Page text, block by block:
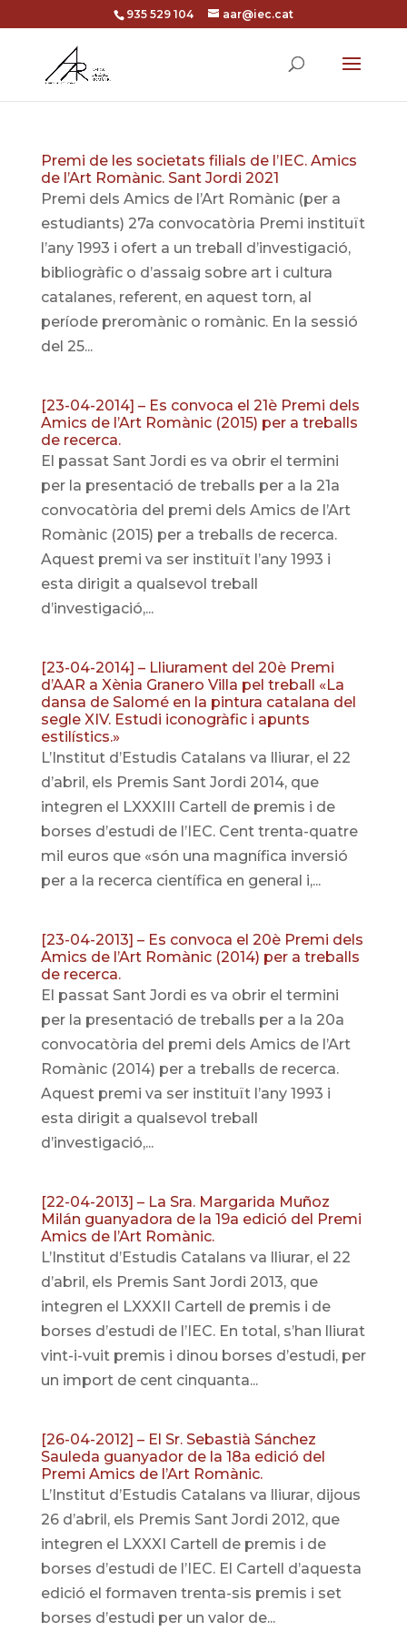
935 529 104 aar@iec.cat
Premi de les societats filials de l’IEC. Amics
de l’Art Romànic. Sant Jordi 2021
Premi dels Amics de l’Art Romànic (per a
estudiants) 27a convocatòria Premi instituït
l’any 1993 i ofert a un treball d’investigació,
bibliogràfic o d’assaig sobre art i cultura
catalanes, referent, en aquest torn, al
període preromànic o romànic. En la sessió
del 25...
[23-04-2014] – Es convoca el 21è Premi dels
Amics de l’Art Romànic (2015) per a treballs
de recerca.
El passat Sant Jordi es va obrir el termini
per la presentació de treballs per a la 21a
convocatòria del premi dels Amics de l’Art
Romànic (2015) per a treballs de recerca.
Aquest premi va ser instituït l’any 1993 i
esta dirigit a qualsevol treball
d’investigació,...
[23-04-2014] – Lliurament del 20è Premi
d’AAR a Xènia Granero Villa pel treball «La
dansa de Salomé en la pintura catalana del
segle XIV. Estudi iconogràfic i apunts
estilístics.»
L’Institut d’Estudis Catalans va lliurar, el 22
d’abril, els Premis Sant Jordi 2014, que
integren el LXXXIII Cartell de premis i de
borses d’estudi de l’IEC. Cent trenta-quatre
mil euros que «són una magnífica inversió
per a la recerca científica en general i,...
[23-04-2013] – Es convoca el 20è Premi dels
Amics de l’Art Romànic (2014) per a treballs
de recerca.
El passat Sant Jordi es va obrir el termini
per la presentació de treballs per a la 20a
convocatòria del premi dels Amics de l’Art
Romànic (2014) per a treballs de recerca.
Aquest premi va ser instituït l’any 1993 i
esta dirigit a qualsevol treball
d’investigació,...
[22-04-2013] – La Sra. Margarida Muñoz
Milán guanyadora de la 19a edició del Premi
Amics de l’Art Romànic.
L’Institut d’Estudis Catalans va lliurar, el 22
d’abril, els Premis Sant Jordi 2013, que
integren el LXXXII Cartell de premis i de
borses d’estudi de l’IEC. En total, s’han lliurat
vint-i-vuit premis i dinou borses d’estudi, per
un import de cent cinquanta...
[26-04-2012] – El Sr. Sebastià Sánchez
Sauleda guanyador de la 18a edició del
Premi Amics de l’Art Romànic.
L’Institut d’Estudis Catalans va lliurar, dijous
26 d’abril, els Premis Sant Jordi 2012, que
integren el LXXXI Cartell de premis i de
borses d’estudi de l’IEC. El Cartell d’aquesta
edició el formaven trenta-sis premis i set
borses d’estudi per un valor de...